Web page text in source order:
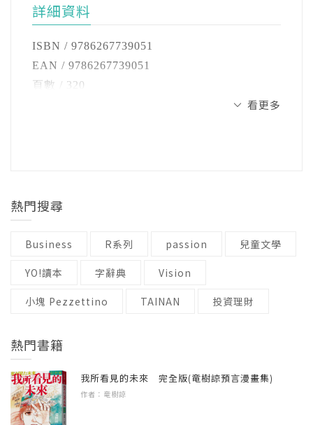
關？
而他所遇見的這群「櫟社」詩人，又有甚麼樣
的能力，能否穿透時代的黑暗？
他們該如何以一筆一字，撥雲見日？
2 生壙
3 桃花
【參】 商人的盼望
1 商行
1 大會
3 吞食
【伍】 五指悲
1毒液
3 黑蝶
【陸】 櫟社有活鬼？
1 四靈宮
說服神靈同意讓人類使用文字，自封雙目化為
人密藏，並嚴格要求非被選定之人不得一窺。
※
濕潤冰冷爬遍全身。
詳細資料
ISBN / 9786267739051
EAN / 9786267739051
頁數 / 320
看更多
熱門搜尋
Business R系列 passion 兒童文學
YO!讀本 字辭典 Vision
小塊 Pezzettino TAINAN 投資理財
熱門書籍
我所看見的未來 完全版(竜樹諒預言漫畫集)
作者：竜樹諒